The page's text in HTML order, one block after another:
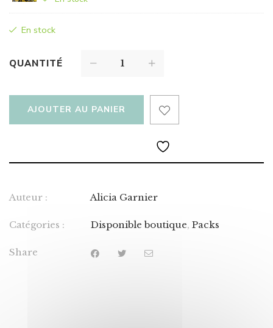
En stock
QUANTITÉ
AJOUTER AU PANIER
Auteur : Alicia Garnier
Catégories : Disponible boutique, Packs
Share